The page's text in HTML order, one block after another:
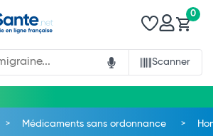
Scanner
0
Médicaments sans ordonnance